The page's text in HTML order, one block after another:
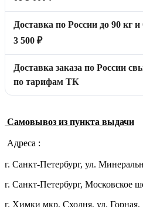
Доставка по России до 90 кг и
3 500 ₽
Доставка заказа по России
по тарифам ТК
Самовывоз из пункта выдачи
Адреса :
г. Санкт-Петербург, ул.
г. Санкт-Петербург, Московское
г. Химки мкр. Сходня, ул. Горная,